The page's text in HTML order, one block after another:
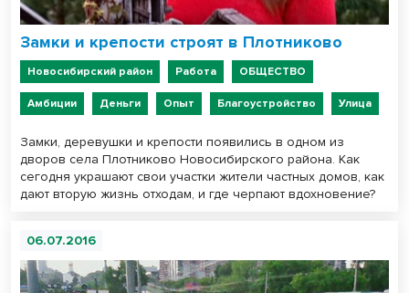
Замки и крепости строят в Плотниково
Новосибирский район Работа ОБЩЕСТВО
Амбиции Деньги Опыт Благоустройство Улица
Замки, деревушки и крепости появились в одном из
дворов села Плотниково Новосибирского района. Как
сегодня украшают свои участки жители частных домов, как
дают вторую жизнь отходам, и где черпают вдохновение?
06.07.2016